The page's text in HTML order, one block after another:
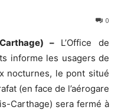
0
– L’Office de
informe les usagers de
nocturnes, le pont situé
(en face de l’aérogare
Carthage) sera fermé à